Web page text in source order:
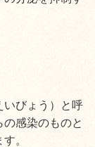
いびょう）と呼
感染のものと
。